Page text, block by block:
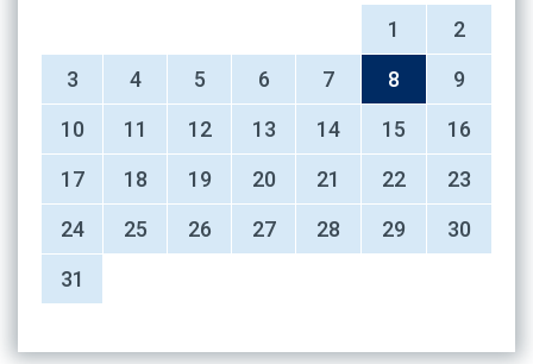
1
2
3
4 5 6 7 8
9
10
11 12 13 14 15
16
17
18 19 20 21 22
23
24
25 26 27 28 29
30
31